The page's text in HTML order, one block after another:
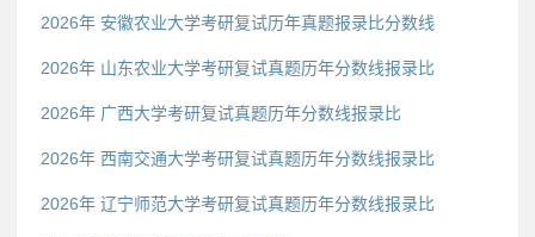
2026年 安徽农业大学考研复试历年真题报录比分数线
2026年 山东农业大学考研复试真题历年分数线报录比
2026年 广西大学考研复试真题历年分数线报录比
2026年 西南交通大学考研复试真题历年分数线报录比
2026年 辽宁师范大学考研复试真题历年分数线报录比